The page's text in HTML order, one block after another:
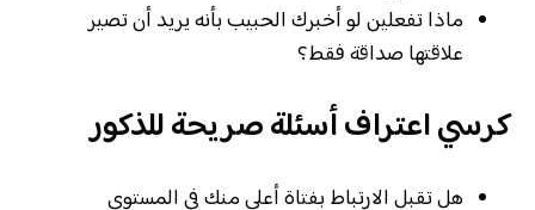
ماذا تفعلين لو أخبرك الحبيب بأنه يريد أن تصير
علاقتها صداقة فقط؟
كرسي اعتراف أسئلة صريحة للذكور
هل تقبل الارتباط بفتاة أعلى منك في المستوى